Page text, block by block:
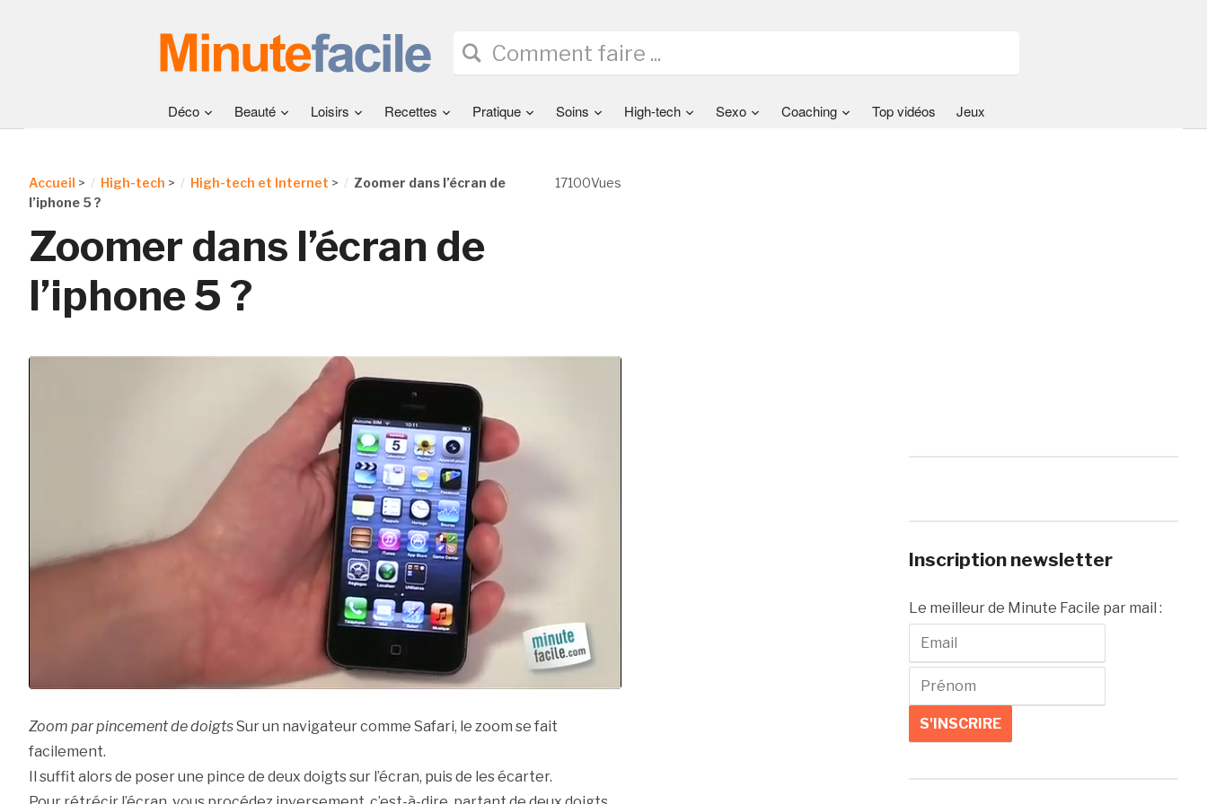
Déco Beauté Loisirs Recettes Pratique Soins High-tech Sexo Coaching Top vidéos Jeux
17100Vues
Accueil > High-tech > High-tech et Internet >
Zoomer dans l’écran de
l’iphone 5 ?
Zoomer dans l’écran de
l’iphone 5 ?
Zoom par pincement de doigtsSur un navigateur comme Safari, le zoom se fait
facilement.
Il suffit alors de poser une pince de deux doigts sur l’écran, puis de les écarter.
Inscription newsletter
Le meilleur de Minute Facile par mail :